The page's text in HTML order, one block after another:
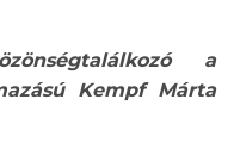
a
Kempf Márta